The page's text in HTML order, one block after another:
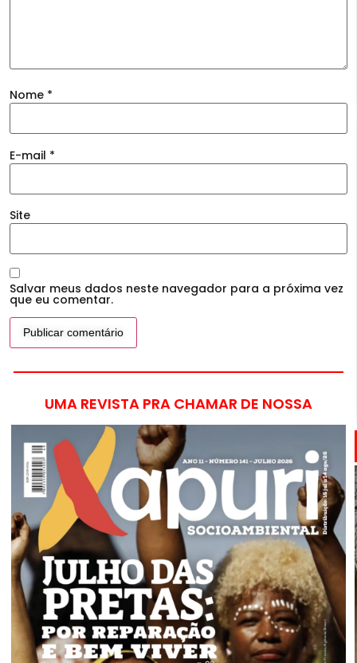
Nome *
E-mail *
Site
Salvar meus dados neste navegador para a próxima vez
que eu comentar.
UMA REVISTA PRA CHAMAR DE NOSSA